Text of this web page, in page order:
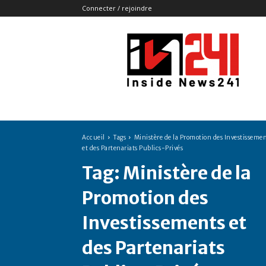
Connecter / rejoindre
Insidenews241
Accueil Tags
Ministère de la Promotion des
et des Partenariats Publics-Privés
Tag: Ministère de la
Promotion des
Investissements et
des Partenariats